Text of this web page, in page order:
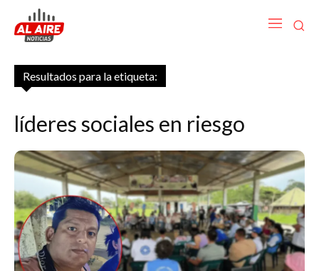
Resultados para la etiqueta:
líderes sociales en riesgo